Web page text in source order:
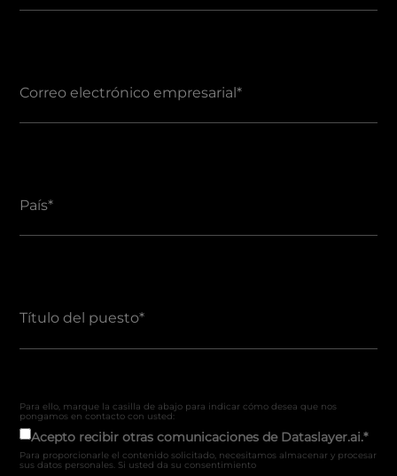
Correo electrónico empresarial*
País*
Título del puesto*
Para ello, marque la casilla de abajo para indicar cómo desea que nos
pongamos en contacto con usted:
Acepto recibir otras comunicaciones de Dataslayer.ai.*
Para proporcionarle el contenido solicitado, necesitamos almacenar y procesar
sus datos personales. Si usted da su consentimiento